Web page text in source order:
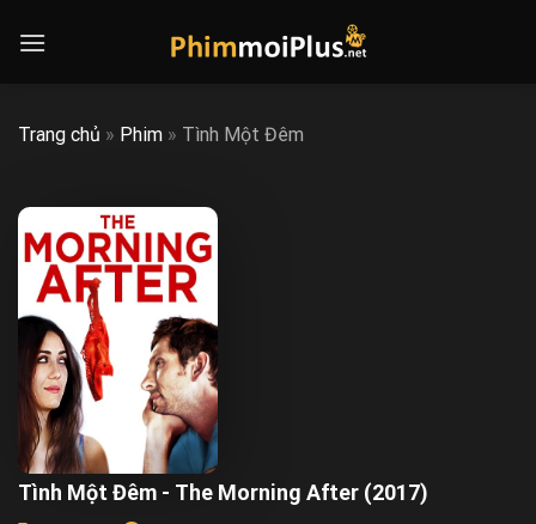
Trang chủ » Phim » Tình Một Đêm
Tình Một Đêm - The Morning After (2017)